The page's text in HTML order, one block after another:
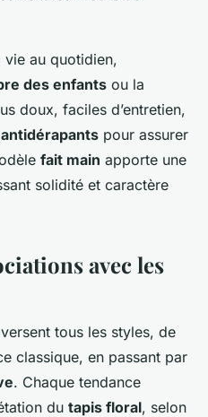
au quotidien,
des enfants ou la
doux, faciles d’entretien,
antidérapants pour assurer
fait main apporte une
solidité et caractère
avec les
tous les styles, de
classique, en passant par
. Chaque tendance
du tapis floral, selon